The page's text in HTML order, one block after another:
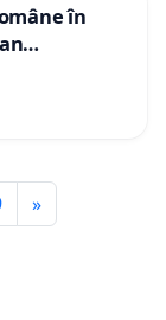
în
de
»